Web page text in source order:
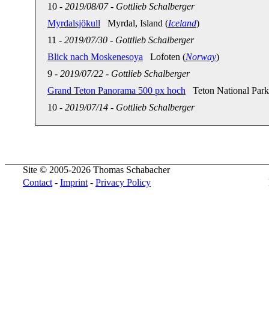
10 - 2019/08/07- Gottlieb Schalberger
Myrdalsjökull Myrdal, Island (Iceland)
11 - 2019/07/30 - Gottlieb Schalberger
Blick nach Moskenesoya Lofoten (Norway)
9 - 2019/07/22 - Gottlieb Schalberger
Grand Teton Panorama 500 px hoch Teton National
10 - 2019/07/14 - Gottlieb Schalberger
Site © 2005-2026 Thomas Schabacher
Contact - Imprint - Privacy Policy